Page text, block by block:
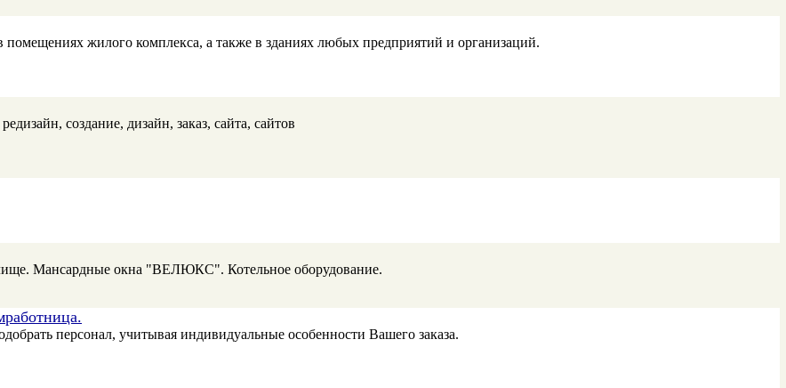
помещениях жилого комплекса, а также в зданиях любых предприятий и организаций.
создание, дизайн, заказ, сайта, сайтов
Мансардные окна "ВЕЛЮКС". Котельное оборудование.
персонал, учитывая индивидуальные особенности Вашего заказа.